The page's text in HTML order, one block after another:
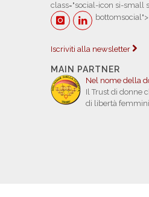
class="social-icon si-small
bottomsocial">
Iscriviti alla newsletter
MAIN PARTNER
Nel nome della
Il Trust di donne
di libertà